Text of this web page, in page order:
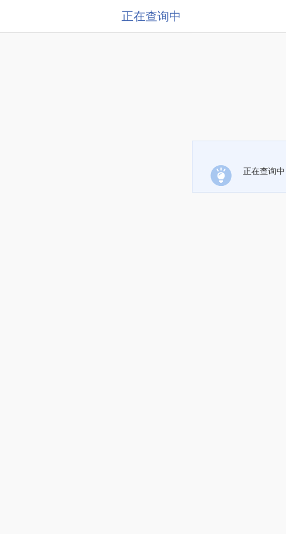
正在查询中
正在查询